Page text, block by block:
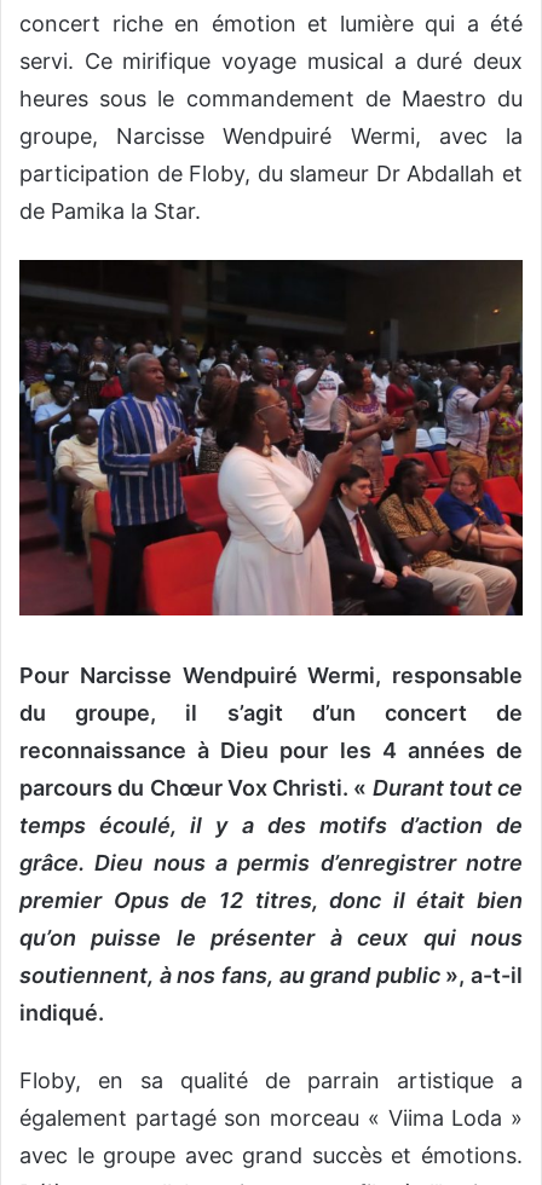
concert riche en émotion et lumière qui a été
servi. Ce mirifique voyage musical a duré deux
heures sous le commandement de Maestro du
groupe, Narcisse Wendpuiré Wermi, avec la
participation de Floby, du slameur Dr Abdallah et
de Pamika la Star.
Pour Narcisse Wendpuiré Wermi, responsable
du groupe, il s’agit d’un concert de
reconnaissance à Dieu pour les 4 années de
parcours du Chœur Vox Christi. « Durant tout ce
temps écoulé, il y a des motifs d’action de
grâce. Dieu nous a permis d’enregistrer notre
premier Opus de 12 titres, donc il était bien
qu’on puisse le présenter à ceux qui nous
soutiennent, à nos fans, au grand public», a-t-il
indiqué.
Floby, en sa qualité de parrain artistique a
également partagé son morceau « Viima Loda »
avec le groupe avec grand succès et émotions.